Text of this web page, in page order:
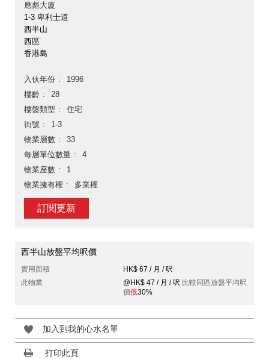
應彪大廈
1-3 卑利士道
西半山
西區
香港島
入伙年份
1996
樓齡
28
樓盤類型
住宅
街號
1-3
物業層數
33
每層單位數量
4
物業座數
1
物業擁有權
多業權
訂閱更新
西半山放盤平均呎價
實用面積
HK$ 67 / 月 / 呎
此物業
@HK$ 47 / 月 / 呎 比較同區放盤平均呎
價低30%
加入到我的心水名單
打印此頁